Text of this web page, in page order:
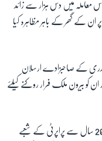
معاملہ میں دس ہزار سے زائد
ان کے گھر کے باہر مظاہرہ کیا
کے صاحبزادے ارسلان
کو بیرون ملک فرار روکنے کیلئے
بتایا جاتا ہے کہ ایڈن ہاؤسنگ کے مالک ڈاکٹر امجد تقریباً 20 سال سے پراپرٹی کے شعبے